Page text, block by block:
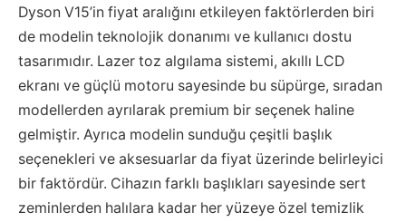
Dyson V15’in fiyat aralığını etkileyen faktörlerden biri
de modelin teknolojik donanımı ve kullanıcı dostu
tasarımıdır. Lazer toz algılama sistemi, akıllı LCD
ekranı ve güçlü motoru sayesinde bu süpürge, sıradan
modellerden ayrılarak premium bir seçenek haline
gelmiştir. Ayrıca modelin sunduğu çeşitli başlık
seçenekleri ve aksesuarlar da fiyat üzerinde belirleyici
bir faktördür. Cihazın farklı başlıkları sayesinde sert
zeminlerden halılara kadar her yüzeye özel temizlik